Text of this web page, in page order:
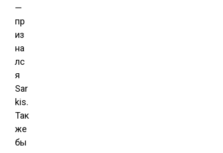
—
пр
из
на
лс
я
Sar
kis.
Так
же
бы